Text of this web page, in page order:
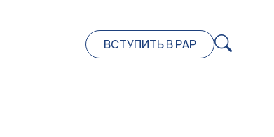
ВСТУПИТЬ В РАР